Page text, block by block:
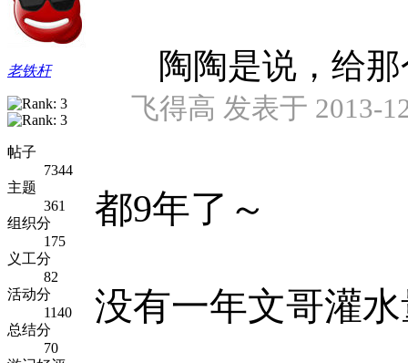
老铁杆
帖子
7344
主题
361
组织分
175
义工分
82
活动分
1140
总结分
70
陶陶是说，给那
飞得高 发表于 2013-
都9年了～
没有一年文哥灌